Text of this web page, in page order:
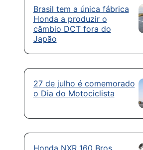
Brasil tem a única fábrica
Honda a produzir o
câmbio DCT fora do
Japão
27 de julho é comemorado
o Dia do Motociclista
Honda NXR 160 Bros